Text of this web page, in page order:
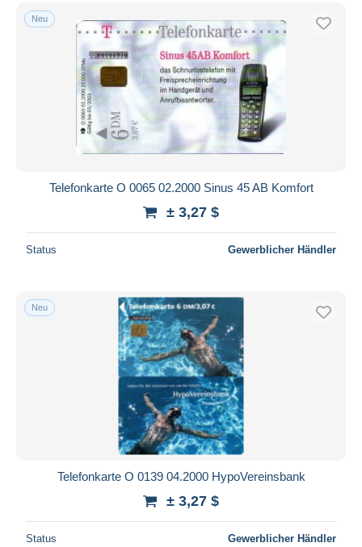
Neu
Telefonkarte O 0065 02.2000 Sinus 45 AB Komfort
± 3,27 $
Status Gewerblicher Händler
Neu
Telefonkarte O 0139 04.2000 HypoVereinsbank
± 3,27 $
Status Gewerblicher Händler